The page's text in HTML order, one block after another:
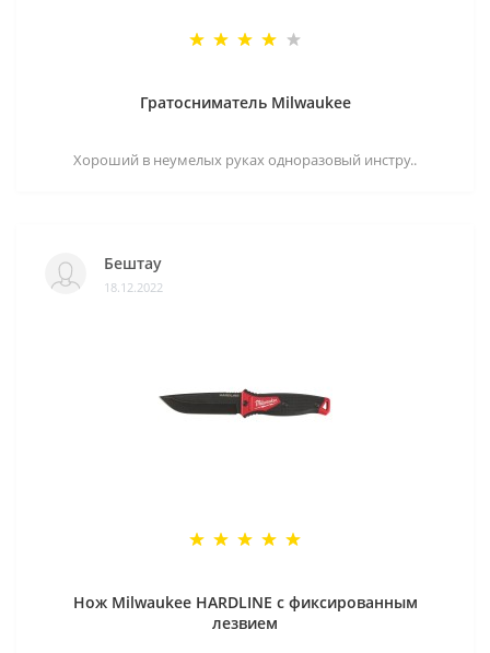
Гратосниматель Milwaukee
Хороший в неумелых руках одноразовый инстру..
Бештау
18.12.2022
Нож Milwaukee HARDLINE с фиксированным
лезвием